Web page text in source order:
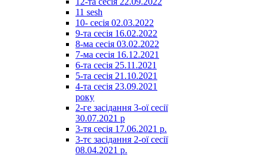
11 sesh
10- сесія 02.03.2022
9-та сесія 16.02.2022
8-ма сесія 03.02.2022
7-ма сесія 16.12.2021
6-та сесія 25.11.2021
5-та сесія 21.10.2021
4-та сесія 23.09.2021
року
2-ге засідання 3-ої сесії
30.07.2021 р
3-тя сесія 17.06.2021 р.
3-тє засідання 2-ої сесії
08.04.2021 р.